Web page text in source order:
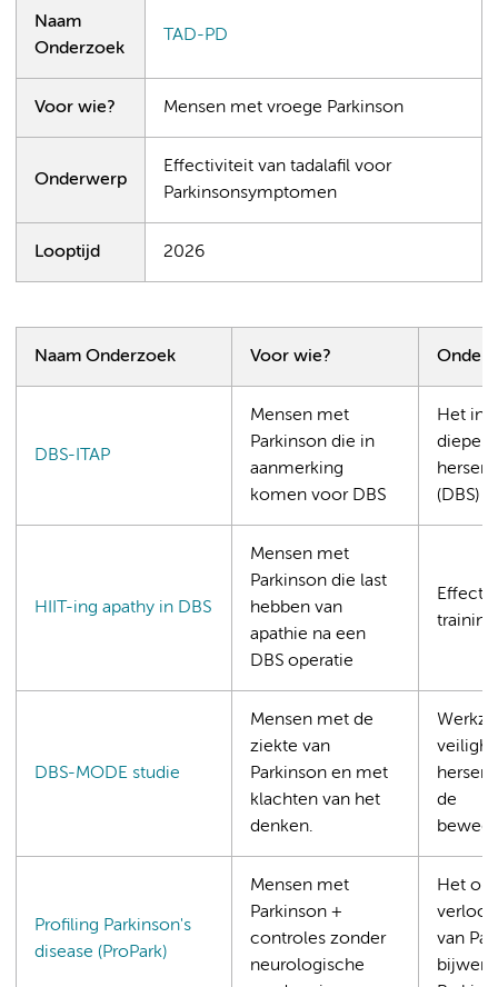
Naam
Onderzoek
TAD-PD
Voor wie? Mensen met vroege Parkinson
Onderwerp
Effectiviteit van tadalafil voor
Parkinsonsymptomen
Looptijd 2026
Naam Onderzoek Voor wie?
DBS-ITAP
Mensen met
Parkinson die in
aanmerking
komen voor DBS
Het
diepe
(DBS)
HIIT-ing apathy in DBS
Mensen met
Parkinson die last
hebben van
apathie na een
DBS operatie
DBS-MODE studie
Mensen met de
ziekte van
Parkinson en met
klachten van het
denken.
de
Profiling Parkinson's
disease (ProPark)
Mensen met
Parkinson +
controles zonder
neurologische
Het
van